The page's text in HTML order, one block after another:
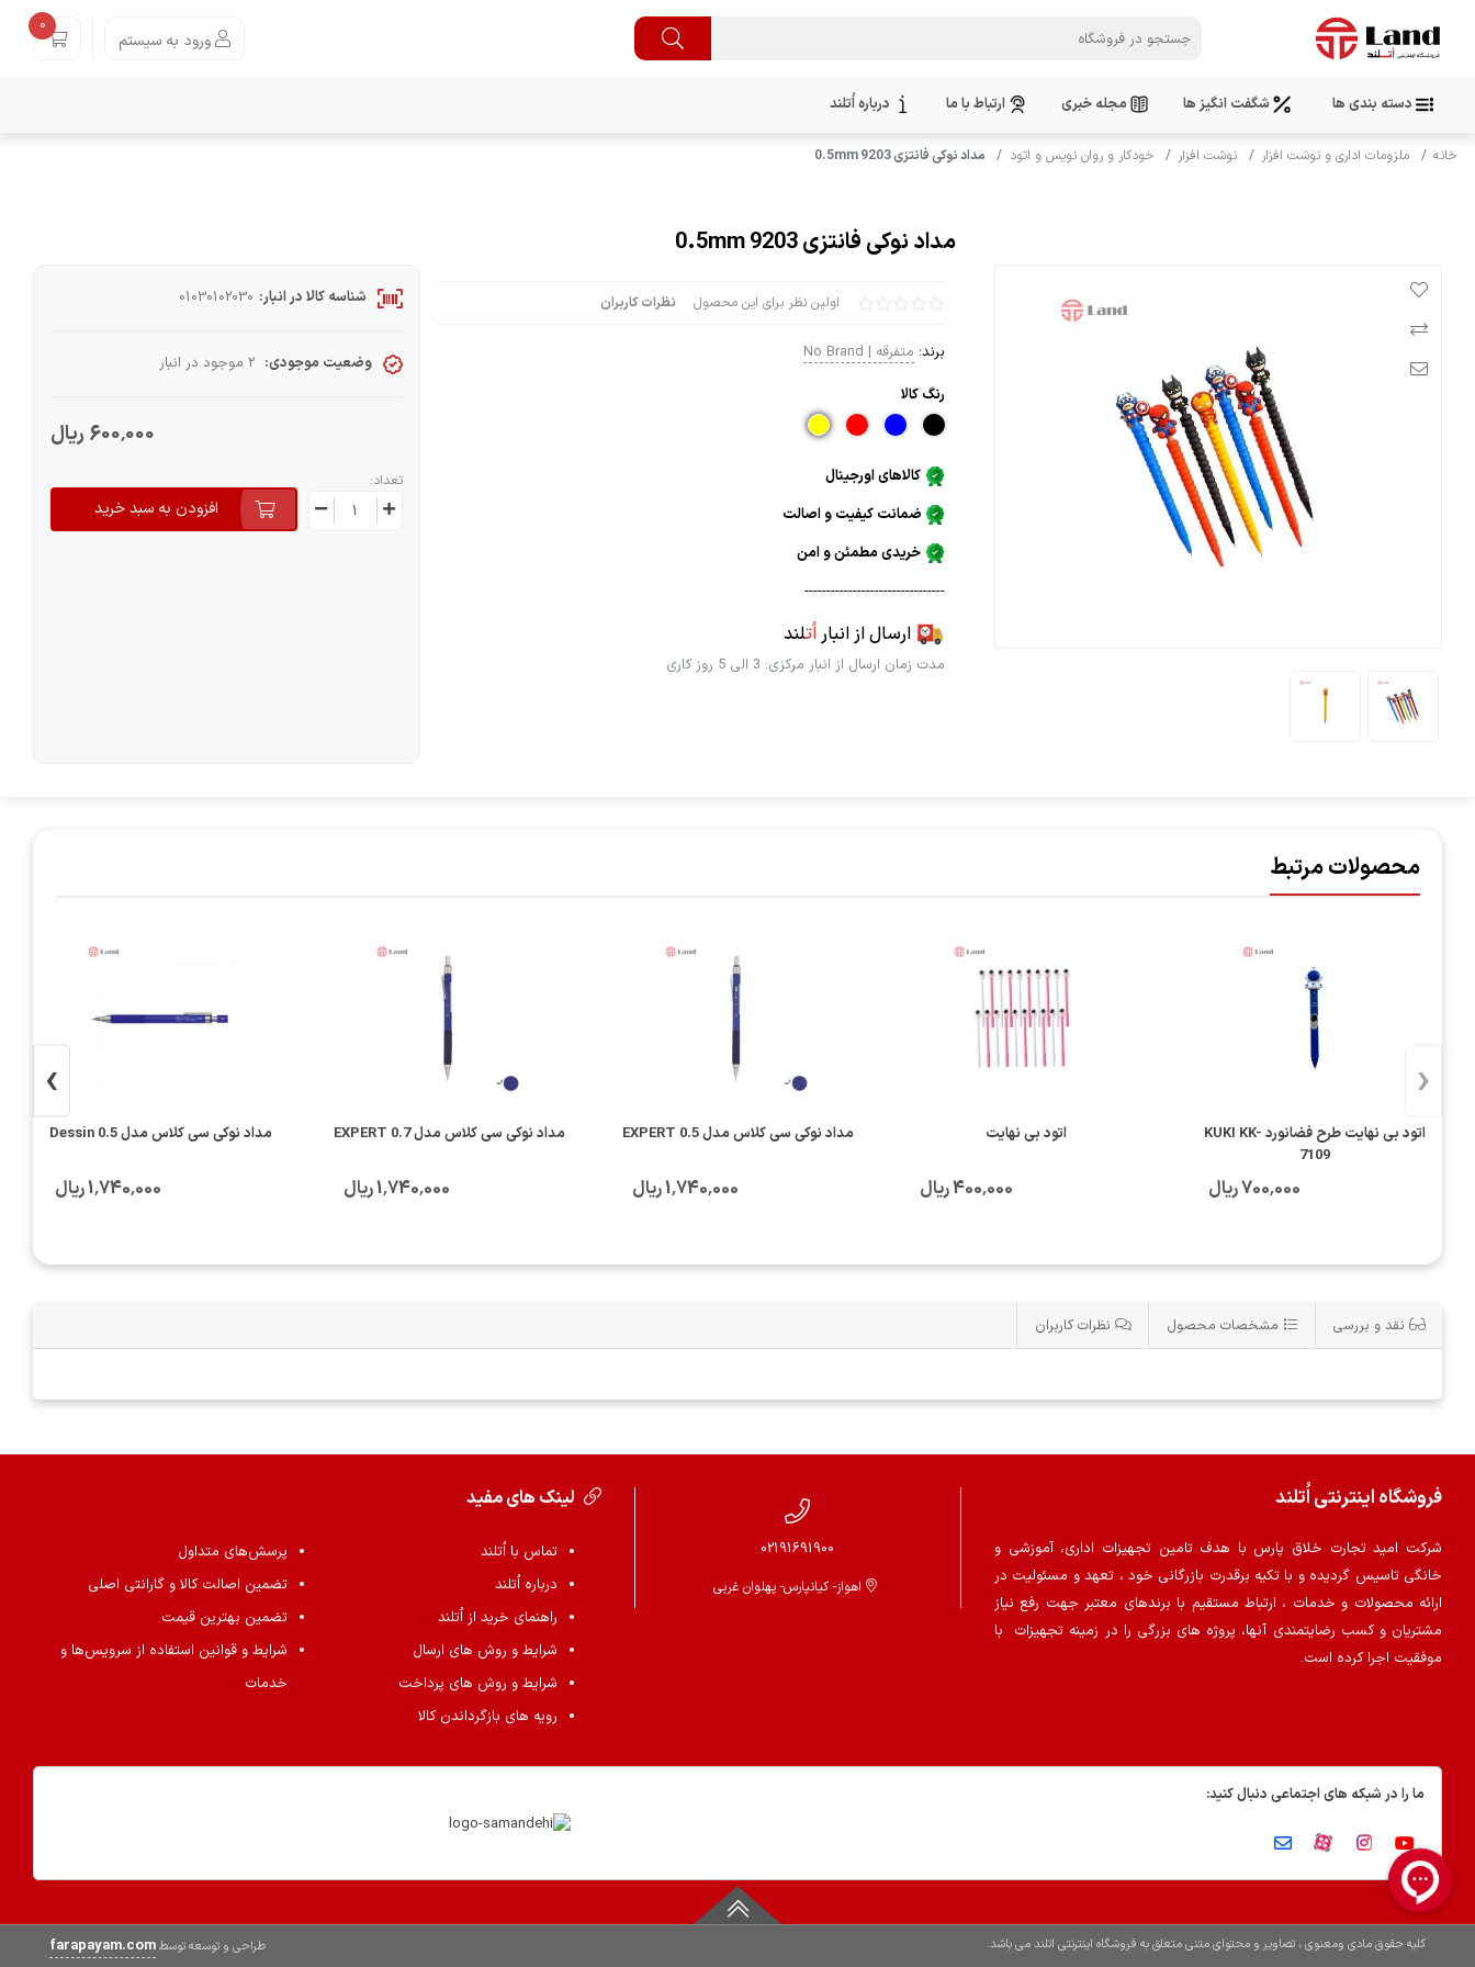
ورود به سیستم
0
دسته بندی ها شگفت انگیز ها مجله خبری ارتباط با ما درباره اُتلند
خانه ملزومات اداری و نوشت افزار نوشت افزار خودکار و روان نویس و اتود مداد نوکی فانتزی 9203 0.5mm
مداد نوکی فانتزی 9203 0.5mm
اولین نظر برای این محصول نظرات کاربران
برند: متفرقه | No Brand
رنگ كالا
کالاهای اورجینال
ضمانت کیفیت و اصالت
خریدی مطمئن و امن
--------------------------------
ارسال از انباراُتلند
مدت زمان ارسال از انبار مرکزی: 3 الی 5 روز کاری
شناسه کالا در انبار: 01030102030
وضعیت موجودی: 2 موجود در انبار
600٬000 ریال
تعداد:
افزودن به سبد خرید
محصولات مرتبط
اتود بی نهایت طرح فضانورد KUKI KK-
7109
700٬000 ریال
اتود بی نهایت
400٬000 ریال
مداد نوکی سی کلاس مدل EXPERT 0.5
1٬740٬000 ریال
مداد نوکی سی کلاس مدل EXPERT 0.7
1٬740٬000 ریال
مداد نوکی سی کلاس مدل Dessin 0.5
1٬740٬000 ریال
‹
›
نقد و بررسی مشخصات محصول نظرات کاربران
فروشگاه اینترنتی اُتلند
شرکت امید تجارت خلاق پارس با هدف تامین تجهیزات اداری، آموزشی و
خانگی تاسیس گردیده و با تکیه برقدرت بازرگانی خود ، تعهد و مسئولیت در
ارائه محصولات و خدمات ، ارتباط مستقیم با برندهای معتبر جهت رفع نیاز
مشتریان و کسب رضایتمندی آنها، پروژه های بزرگی را در زمینه تجهیزات با
موفقیت اجرا کرده است.
02191691900
اهواز- کیانپارس- پهلوان غربی
لینک های مفید
تماس با اُتلند
درباره اُتلند
راهنمای خرید از اُتلند
شرایط و روش های ارسال
شرایط و روش های پرداخت
رویه های بازگرداندن کالا
پرسش‌های متداول
تضمین اصالت کالا و گارانتی اصلی
تضمین بهترین قیمت
شرایط و قوانین استفاده از سرویس‌ها و
خدمات
ما را در شبکه های اجتماعی دنبال کنید:
کلیه حقوق مادی ومعنوی ، تصاویر و محتوای متنی متعلق به فروشگاه اینترنتی اتلند می باشد. طراحی و توسعه توسطfarapayam.com